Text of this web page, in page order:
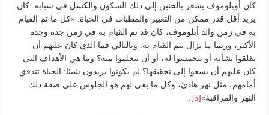
كان أوبلوموف يشعر بالحنين إلى ذلك السكون والكسل في شبابه. كان
يريد أقل قدر ممكن من التغيير والمطبات في الحياة. «كل ما تم القيام
به في زمن والد أبلوموف، كان قد تم القيام به في زمن جده وجده
الأكبر، وربما ما يزال يتم القيام به. وبالتالي فما الذي كان عليهم أن
يقلقوا بشأنه أو يتحمسوا له، أو أن يتعلموا منه؟ وما هي الأهداف التي
كان عليهم أن يسعوا إلى تحقيقها؟ لم يكونوا يريدون شيئا: الحياة تتدفق
أمامهم، مثل نهر هادئ، وكل ما بقي لهم هو الجلوس على ضفة ذلك
النهر والمراقبة»[5]